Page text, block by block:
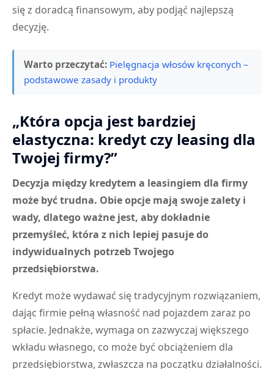
się z doradcą finansowym, aby podjąć najlepszą
decyzję.
Warto przeczytać: Pielęgnacja włosów kręconych –
podstawowe zasady i produkty
„Która opcja jest bardziej
elastyczna: kredyt czy leasing dla
Twojej firmy?”
Decyzja między kredytem a leasingiem dla firmy
może być trudna. Obie opcje mają swoje zalety i
wady, dlatego ważne jest, aby dokładnie
przemyśleć, która z nich lepiej pasuje do
indywidualnych potrzeb Twojego
przedsiębiorstwa.
Kredyt może wydawać się tradycyjnym rozwiązaniem,
dając firmie pełną własność nad pojazdem zaraz po
spłacie. Jednakże, wymaga on zazwyczaj większego
wkładu własnego, co może być obciążeniem dla
przedsiębiorstwa, zwłaszcza na początku działalności.